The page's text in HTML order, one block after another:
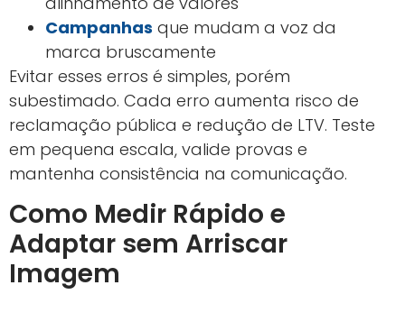
Campanhas que mudam a voz da
marca bruscamente
Evitar esses erros é simples, porém
subestimado. Cada erro aumenta risco de
reclamação pública e redução de LTV. Teste
em pequena escala, valide provas e
mantenha consistência na comunicação.
Como Medir Rápido e
Adaptar sem Arriscar
Imagem